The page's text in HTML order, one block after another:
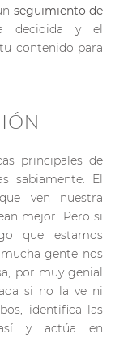
seguimiento de
decidida y el
contenido para
principales de
sabiamente. El
ven nuestra
mejor. Pero si
que estamos
gente nos
por muy genial
si no la ve ni
identifica las
y actúa en